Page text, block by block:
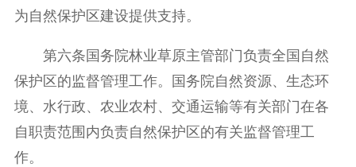
为自然保护区建设提供支持。
第六条国务院林业草原主管部门负责全国自然
保护区的监督管理工作。国务院自然资源、生态环
境、水行政、农业农村、交通运输等有关部门在各
自职责范围内负责自然保护区的有关监督管理工
作。